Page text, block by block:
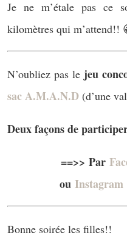
Je ne m’étale pas ce
kilomètres qui m’attend!!
N’oubliez pas le jeu
sac A.M.A.N.D (d’une
Deux façons de
==>> Par
ou Instagram
Bonne soirée les filles!!